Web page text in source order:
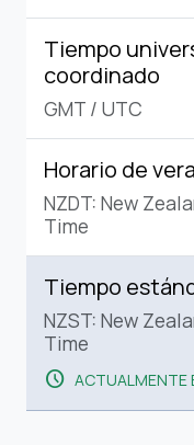
Tiempo
coordinado
GMT / UTC
Horario de
NZDT: New
Time
Tiempo
NZST: New
Time
schedule ACTUALMENTE